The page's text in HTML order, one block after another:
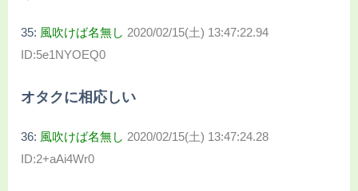
35: 風吹けば名無し 2020/02/15(土) 13:47:22.94
ID:5e1NYOEQ0
オタクに相応しい
36: 風吹けば名無し 2020/02/15(土) 13:47:24.28
ID:2+aAi4Wr0